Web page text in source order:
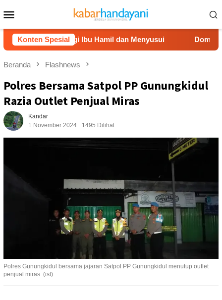
ke
kontenMobile
Konten Spesial
Dampingi Ibu Hamil dan Menyusui Dompet Dhuafa
Beranda Flashnews
Polres Bersama Satpol PP Gunungkidul
Razia Outlet Penjual Miras
Kandar
1 November 2024
1495 Dilihat
Polres Gunungkidul bersama jajaran Satpol PP Gunungkidul menutup outlet
penjual miras. (ist)